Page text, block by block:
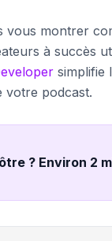
vous montrer
à succès
simplifie
votre podcast.
? Environ 2